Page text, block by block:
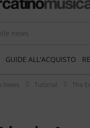
news
GUIDE ALL'ACQUISTO
News Tutorial
The